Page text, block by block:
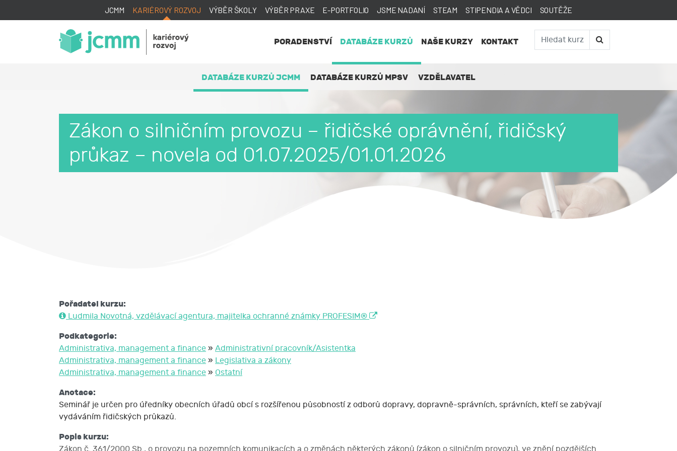
JCMM KARIÉROVÝ ROZVOJ VÝBĚR ŠKOLY VÝBĚR PRAXE E-PORTFOLIO JSME NADANÍ STEAM STIPENDIA A VĚDCI SOUTĚŽE
PORADENSTVÍ DATABÁZE KURZŮ
DATABÁZE KURZŮ JCMM DATABÁZE KURZŮ MPSV VZDĚLAVATEL
NAŠE KURZY KONTAKT
Zákon o silničním provozu – řidičské oprávnění, řidičský
průkaz – novela od 01.07.2025/01.01.2026
Pořadatel kurzu:
Ludmila Novotná, vzdělávací agentura, majitelka ochranné známky PROFESIM®
Podkategorie:
Administrativa, management a finance » Administrativní pracovník/Asistentka
Administrativa, management a finance » Legislativa a zákony
Administrativa, management a finance » Ostatní
Anotace:
Seminář je určen pro úředníky obecních úřadů obcí s rozšířenou působností z odborů dopravy, dopravně-správních, správních, kteří se zabývají
vydáváním řidičských průkazů.
Popis kurzu:
Zákon č. 361/2000 Sb., o provozu na pozemních komunikacích a o změnách některých zákonů (zákon o silničním provozu), ve znění pozdějších